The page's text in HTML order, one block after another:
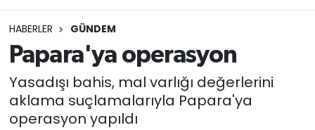
HABERLER GÜNDEM
Papara'ya operasyon
Yasadışı bahis, mal varlığı değerlerini
aklama suçlamalarıyla Papara'ya
operasyon yapıldı
Siyaset
Ekonomi
Video
Eğitim
Siyaset
Ekonomi
Kültür-sanat
Muratpaşa Trafik Yoğunluk Haritası
Süper Lig Puan Durumu ve Fikstür
Tüm Manşetler
Son Dakika Haberleri